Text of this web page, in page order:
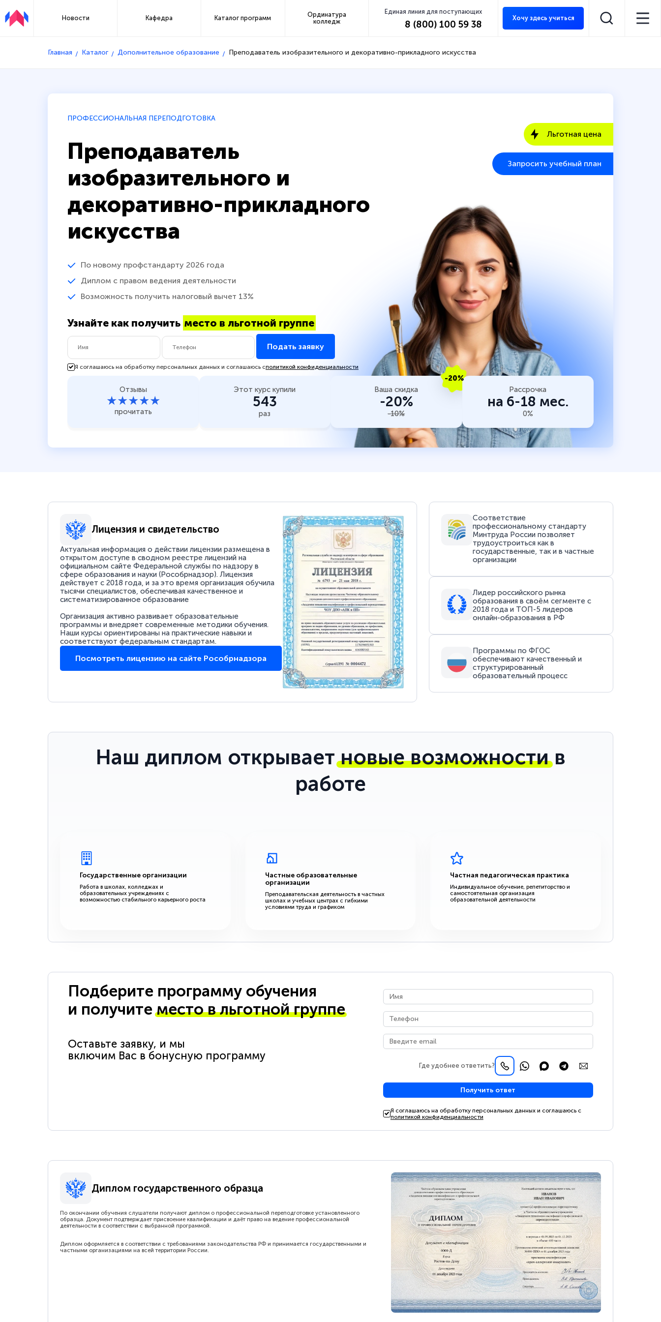
Новости Кафедра Каталог программ
Ординатура
колледж
Единая линия для поступающих
8 (800) 100 59 38
Хочу здесь учиться
Главная Каталог Дополнительное образование Преподаватель изобразительного и декоративно-прикладного искусства
ПРОФЕССИОНАЛЬНАЯ ПЕРЕПОДГОТОВКА
Преподаватель
изобразительного и
декоративно-прикладного
искусства
По новому профстандарту 2026 года
Диплом с правом ведения деятельности
Возможность получить налоговый вычет 13%
Узнайте как получить место в льготной группе
Подать заявку
Я соглашаюсь на обработку персональных данных и соглашаюсь сполитикой конфиденциальности
Льготная цена
Запросить учебный план
Отзывы
★★★★★
прочитать
Этот курс купили
543
раз
-20%
Ваша скидка
-20%
-10%
Рассрочка
на 6-18 мес.
0%
Лицензия и свидетельство
Актуальная информация о действии лицензии размещена в
открытом доступе в сводном реестре лицензий на
официальном сайте Федеральной службы по надзору в
сфере образования и науки (Рособрнадзор). Лицензия
действует с 2018 года, и за это время организация обучила
тысячи специалистов, обеспечивая качественное и
систематизированное образование
Организация активно развивает образовательные
программы и внедряет современные методики обучения.
Наши курсы ориентированы на практические навыки и
соответствуют федеральным стандартам.
Посмотреть лицензию на сайте Рособрнадзора
Соответствие
профессиональному стандарту
Минтруда России позволяет
трудоустроиться как в
государственные, так и в частные
организации
Лидер российского рынка
образования в своём сегменте с
2018 года и ТОП-5 лидеров
онлайн-образования в РФ
Программы по ФГОС
обеспечивают качественный и
структурированный
образовательный процесс
Наш диплом открываетновые возможностив
работе
Государственные организации
Работа в школах, колледжах и
образовательных учреждениях с
возможностью стабильного карьерного роста
Частные образовательные
организации
Преподавательская деятельность в частных
школах и учебных центрах с гибкими
условиями труда и графиком
Частная педагогическая практика
Индивидуальное обучение, репетиторство и
самостоятельная организация
образовательной деятельности
Подберите программу обучения
и получитеместо в льготной группе
Оставьте заявку, и мы
включим Вас в бонусную программу
Где удобнее ответить?
Получить ответ
Я соглашаюсь на обработку персональных данных и соглашаюсь с
политикой конфиденциальности
Диплом государственного образца
По окончании обучения слушатели получают диплом о профессиональной переподготовке установленного
образца. Документ подтверждает присвоение квалификации и даёт право на ведение профессиональной
деятельности в соответствии с выбранной программой.
Диплом оформляется в соответствии с требованиями законодательства РФ и принимается государственными и
частными организациями на всей территории России.